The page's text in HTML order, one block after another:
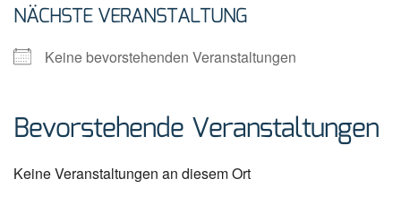
NÄCHSTE VERANSTALTUNG
Keine bevorstehenden Veranstaltungen
Bevorstehende Veranstaltungen
Keine Veranstaltungen an diesem Ort